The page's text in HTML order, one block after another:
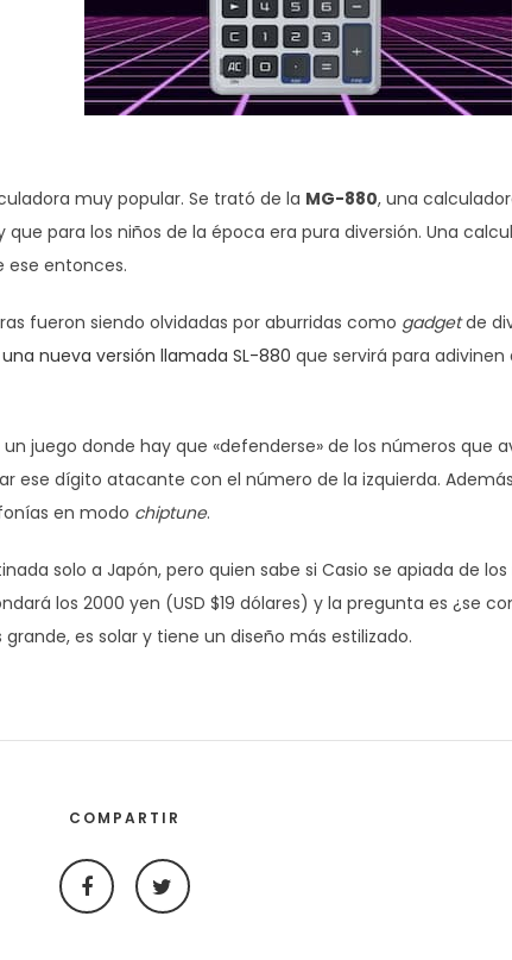
muy popular. Se trató de la MG-880, una
para los niños de la época era pura diversión. Una
ese entonces.
fueron siendo olvidadas por aburridas como gadgetde
nueva versión llamada SL-880 que servirá para adivinen
juego donde hay que «defenderse» de los números que
ese dígito atacante con el número de la izquierda.
en modo chiptune.
solo a Japón, pero quien sabe si Casio se apiada de
los 2000 yen (USD $19 dólares) y la pregunta es ¿se
es solar y tiene un diseño más estilizado.
COMPARTIR